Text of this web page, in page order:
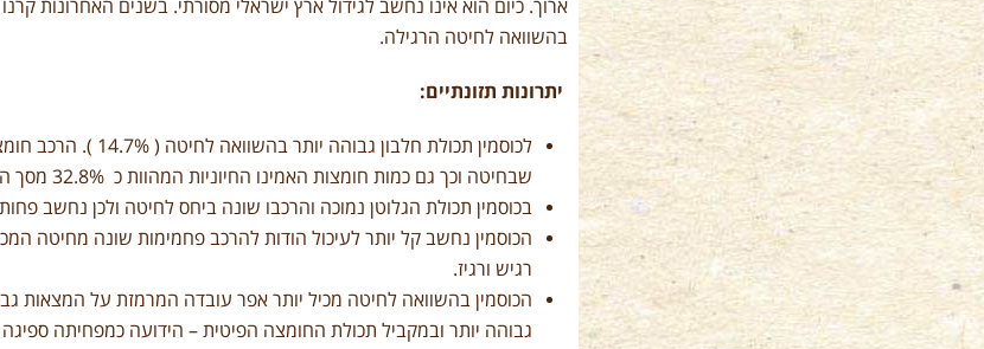
ארוך. כיום הוא אינו נחשב לגידול ארץ ישראלי מסורתי. בשנים האחרונות
בהשוואה לחיטה הרגילה.
יתרונות תזונתיים:
לכוסמין תכולת
שבחיטה וכך גם כמות חומצות האמינו החיוניות המהוות כ 32.8% מסך החומצות.
בכוסמין תכולת הגלוטן נמוכה והרכבו שונה ביחס לחיטה ולכן נחשב
הכוסמין נחשב קל יותר לעיכול הודות להרכב פחמימות שונה מחיטה
רגיש ורגיז.
הכוסמין בהשוואה לחיטה מכיל יותר אפר עובדה המרמזת על המצאות
גבוהה יותר ובמקביל תכולת החומצה הפיטית – הידועה כמפחיתה ספיגה